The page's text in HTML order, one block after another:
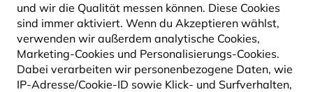
und wir die Qualität messen können. Diese Cookies
sind immer aktiviert. Wenn du Akzeptieren wählst,
verwenden wir außerdem analytische Cookies,
Marketing-Cookies und Personalisierungs-Cookies.
Dabei verarbeiten wir personenbezogene Daten, wie
IP-Adresse/Cookie-ID sowie Klick- und Surfverhalten,
20 September 2024 TIERARTEN VÖGEL